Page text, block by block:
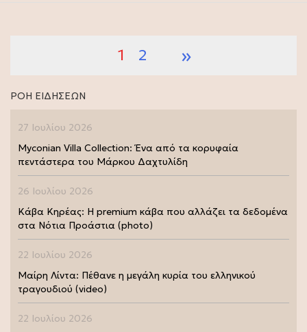
1 2 »
ΡΟΗ ΕΙΔΗΣΕΩΝ
27 Ιουλίου 2026
Myconian Villa Collection: Ένα από τα κορυφαία
πεντάστερα του Μάρκου Δαχτυλίδη
26 Ιουλίου 2026
Κάβα Κηρέας: Η premium κάβα που αλλάζει τα δεδομένα
στα Νότια Προάστια (photo)
22 Ιουλίου 2026
Μαίρη Λίντα: Πέθανε η μεγάλη κυρία του ελληνικού
τραγουδιού (video)
22 Ιουλίου 2026